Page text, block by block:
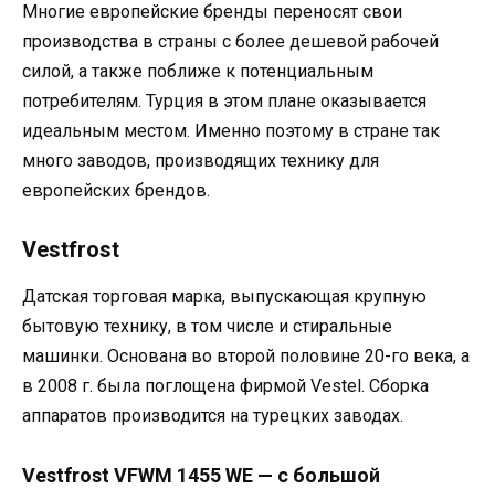
Многие европейские бренды переносят свои
производства в страны с более дешевой рабочей
силой, а также поближе к потенциальным
потребителям. Турция в этом плане оказывается
идеальным местом. Именно поэтому в стране так
много заводов, производящих технику для
европейских брендов.
Vestfrost
Датская торговая марка, выпускающая крупную
бытовую технику, в том числе и стиральные
машинки. Основана во второй половине 20-го века, а
в 2008 г. была поглощена фирмой Vestel. Сборка
аппаратов производится на турецких заводах.
Vestfrost VFWM 1455 WE — с большой